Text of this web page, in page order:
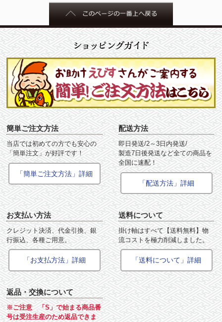
簡単ご注文方法
当店では初めての方でも安心の
「簡単注文」が好評です！
「簡単ご注文方法」詳細
配送方法
即日発送/2～3日内発送/
製造7日後発送など全ての商品を
全国に速配！
「配送方法」詳細
お支払い方法
クレジット決済、代金引換、銀
行振込、各種ご用意。
「お支払方法」詳細
送料について
掛け軸はすべて【送料無料】物
流コストを極力削減しました。
「送料について」詳細
返品・交換について
※ご注意 「S」で始まる商品番
号は受注生産のため返品できま